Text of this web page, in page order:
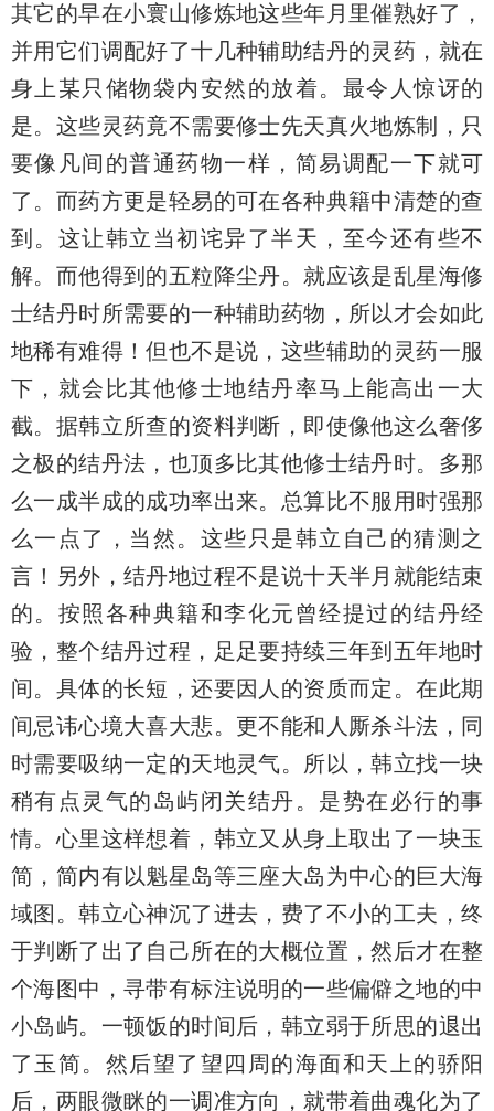
其它的早在小寰山修炼地这些年月里催熟好了，
并用它们调配好了十几种辅助结丹的灵药，就在
身上某只储物袋内安然的放着。最令人惊讶的
是。这些灵药竟不需要修士先天真火地炼制，只
要像凡间的普通药物一样，简易调配一下就可
了。而药方更是轻易的可在各种典籍中清楚的查
到。这让韩立当初诧异了半天，至今还有些不
解。而他得到的五粒降尘丹。就应该是乱星海修
士结丹时所需要的一种辅助药物，所以才会如此
地稀有难得！但也不是说，这些辅助的灵药一服
下，就会比其他修士地结丹率马上能高出一大
截。据韩立所查的资料判断，即使像他这么奢侈
之极的结丹法，也顶多比其他修士结丹时。多那
么一成半成的成功率出来。总算比不服用时强那
么一点了，当然。这些只是韩立自己的猜测之
言！另外，结丹地过程不是说十天半月就能结束
的。按照各种典籍和李化元曾经提过的结丹经
验，整个结丹过程，足足要持续三年到五年地时
间。具体的长短，还要因人的资质而定。在此期
间忌讳心境大喜大悲。更不能和人厮杀斗法，同
时需要吸纳一定的天地灵气。所以，韩立找一块
稍有点灵气的岛屿闭关结丹。是势在必行的事
情。心里这样想着，韩立又从身上取出了一块玉
简，简内有以魁星岛等三座大岛为中心的巨大海
域图。韩立心神沉了进去，费了不小的工夫，终
于判断了出了自己所在的大概位置，然后才在整
个海图中，寻带有标注说明的一些偏僻之地的中
小岛屿。一顿饭的时间后，韩立弱于所思的退出
了玉简。然后望了望四周的海面和天上的骄阳
后，两眼微眯的一调准方向，就带着曲魂化为了